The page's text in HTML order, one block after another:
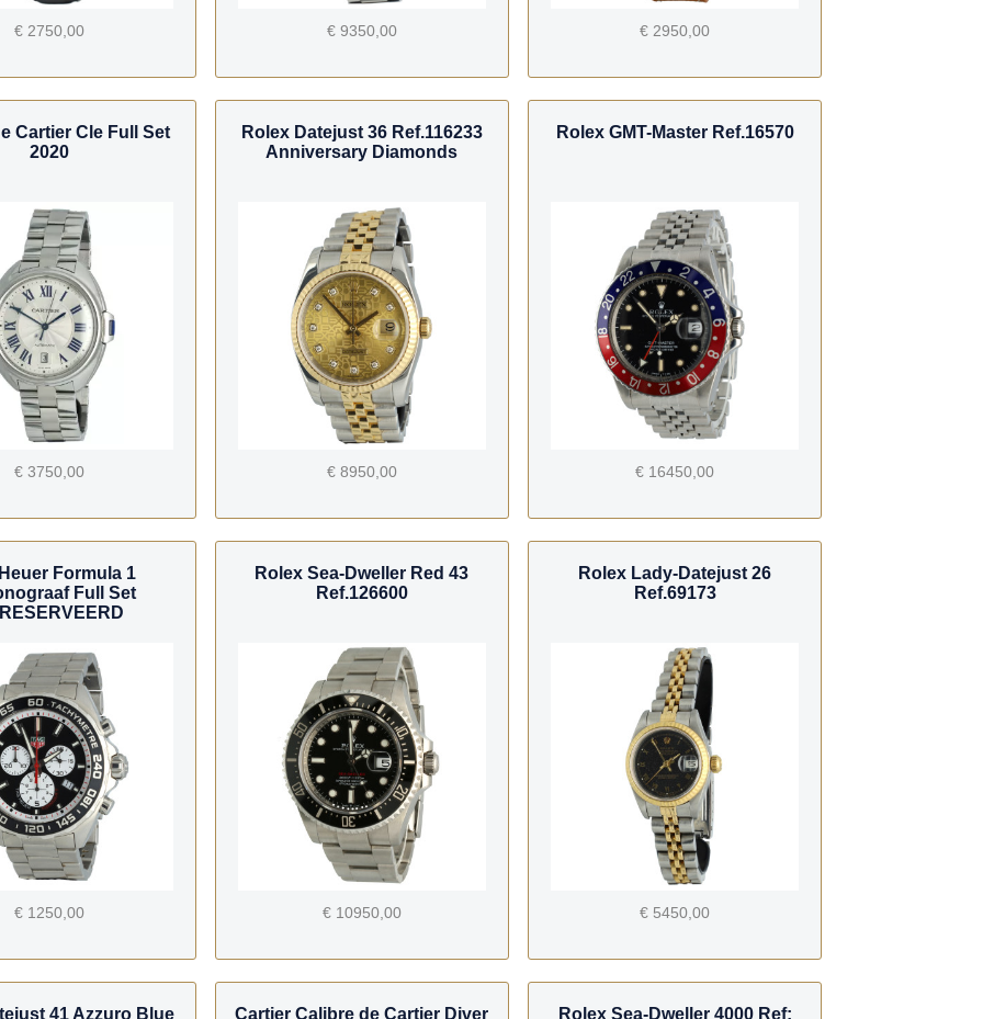
€ 2750,00 € 9350,00 € 2950,00
Cartier Cle Full Set
2020
€ 3750,00
Rolex Datejust 36 Ref.116233
Anniversary Diamonds
€ 8950,00
Rolex GMT-Master Ref.16570
€ 16450,00
Formula 1
Full Set
€ 1250,00
Rolex Sea-Dweller Red 43
Ref.126600
€ 10950,00
Rolex Lady-Datejust 26
Ref.69173
€ 5450,00
41 Azzuro Blue Cartier Calibre de Cartier Diver Rolex Sea-Dweller 4000 Ref: